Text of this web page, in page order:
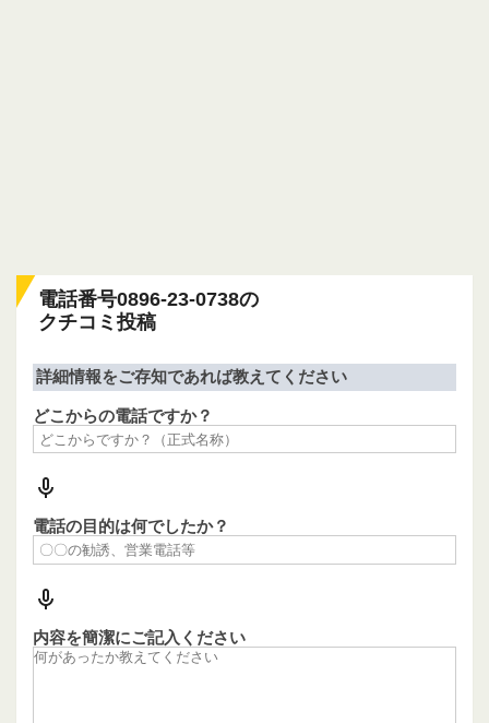
電話番号0896-23-0738の
クチコミ投稿
詳細情報をご存知であれば教えてください
どこからの電話ですか？
電話の目的は何でしたか？
内容を簡潔にご記入ください